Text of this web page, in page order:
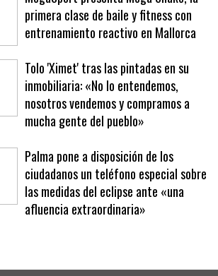
MegaSport presenta Mega Shake, la
primera clase de baile y fitness con
entrenamiento reactivo en Mallorca
Tolo 'Ximet' tras las pintadas en su
inmobiliaria: «No lo entendemos,
nosotros vendemos y compramos a
mucha gente del pueblo»
Palma pone a disposición de los
ciudadanos un teléfono especial sobre
las medidas del eclipse ante «una